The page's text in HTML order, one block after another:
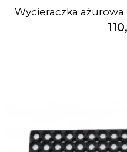
Wycieraczka